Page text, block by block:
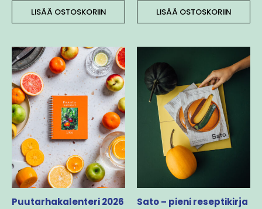
LISÄÄ OSTOSKORIIN LISÄÄ OSTOSKORIIN
Puutarhakalenteri 2026 Sato – pieni reseptikirja